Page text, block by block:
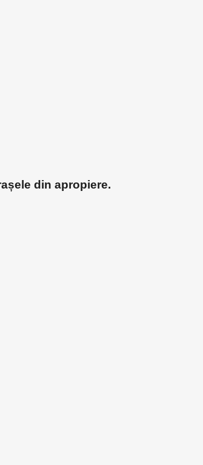
din apropiere.